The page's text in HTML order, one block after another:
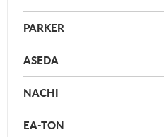
PARKER
ASEDA
NACHI
EA-TON